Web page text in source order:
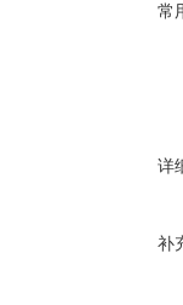
常
详
补